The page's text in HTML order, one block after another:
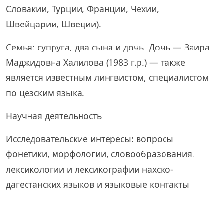
Словакии, Турции, Франции, Чехии,
Швейцарии, Швеции).
Семья: супруга, два сына и дочь. Дочь — Заира
Маджидовна Халилова (1983 г.р.) — также
является известным лингвистом, специалистом
по цезским языка.
Научная деятельность
Исследовательские интересы: вопросы
фонетики, морфологии, словообразования,
лексикологии и лексикографии нахско-
дагестанских языков и языковые контакты